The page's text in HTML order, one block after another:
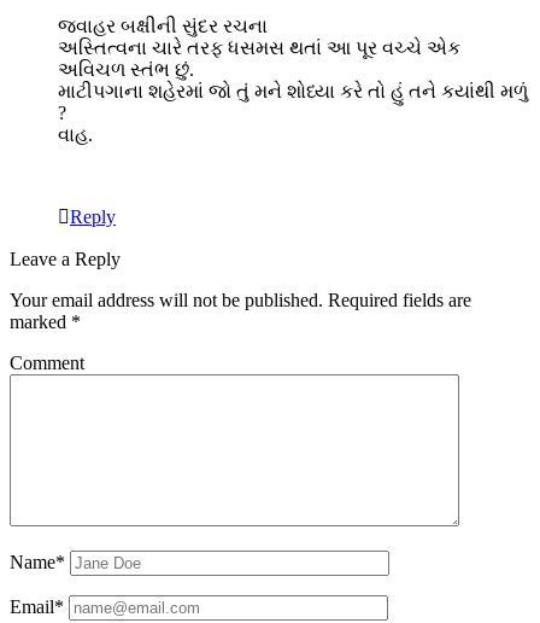
જવાહર બક્ષીની સુંદર રચના
અસ્તિત્વના ચારે તરફ ધસમસ થતાં આ પૂર વચ્ચે એક
અવિચળ સ્તંભ છું.
માટીપગાના શહેરમાં જો તું મને શોધ્યા કરે તો હું તને કયાંથી મળું
?
વાહ.
Reply
Leave a Reply
Your email address will not be published. Required fields are
marked *
Comment
Name*
Email*